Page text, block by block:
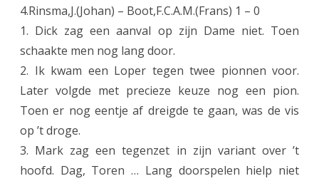
o
p
o
p
4.Rinsma,J.(Johan) – Boot,F.C.A.M.(Frans) 1 – 0
1. Dick zag een aanval op zijn Dame niet. Toen
schaakte men nog lang door.
2. Ik kwam een Loper tegen twee pionnen voor.
Later volgde met precieze keuze nog een pion.
Toen er nog eentje af dreigde te gaan, was de vis
op ’t droge.
3. Mark zag een tegenzet in zijn variant over ’t
hoofd. Dag, Toren … Lang doorspelen hielp niet